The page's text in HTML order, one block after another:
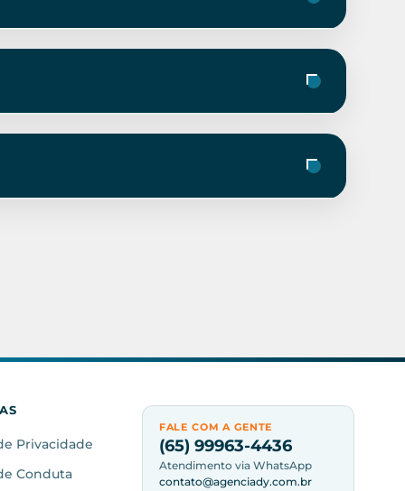
Privacidade
Conduta
FALE COM A GENTE
(65) 99963-4436
Atendimento via WhatsApp
contato@agenciady.com.br